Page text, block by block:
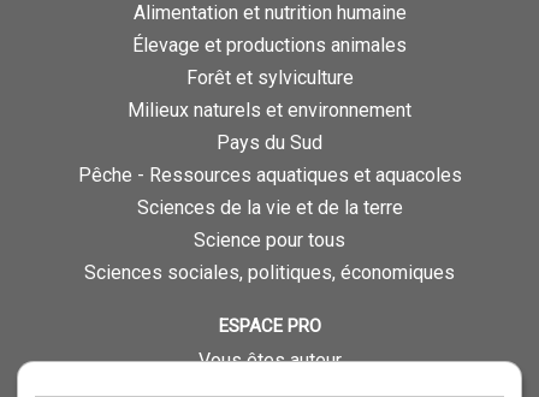
Alimentation et nutrition humaine
Élevage et productions animales
Forêt et sylviculture
Milieux naturels et environnement
Pays du Sud
Pêche - Ressources aquatiques et aquacoles
Sciences de la vie et de la terre
Science pour tous
Sciences sociales, politiques, économiques
ESPACE PRO
Vous êtes auteur